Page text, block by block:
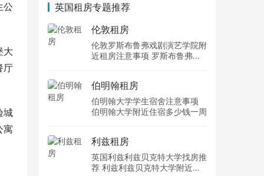
公
大
厅
城
寓
英国租房专题推荐
伦敦租房
伦敦罗斯布鲁弗戏剧演艺学院附
近租房注意事项 罗斯布鲁弗戏
伯明翰租房
伯明翰大学学生宿舍注意事项
伯明翰大学附近住宿多少钱一周
利兹租房
英国利兹利兹贝克特大学找房推
荐 利兹利兹贝克特大学附近住